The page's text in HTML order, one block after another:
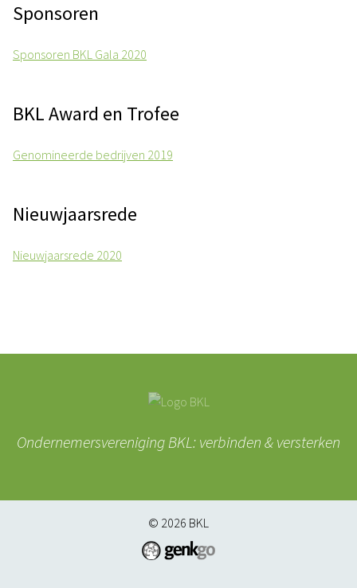
Sponsoren
Sponsoren BKL Gala 2020
BKL Award en Trofee
Genomineerde bedrijven 2019
Nieuwjaarsrede
Nieuwjaarsrede 2020
Ondernemersvereniging BKL: verbinden & versterken
© 2026 BKL